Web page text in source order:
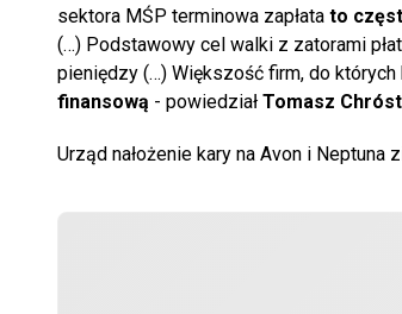
sektora MŚP terminowa zapłata to
(…) Podstawowy cel walki z zatorami
pieniędzy (…) Większość firm, do
finansową - powiedział Tomasz
Urząd nałożenie kary na Avon i Neptuna